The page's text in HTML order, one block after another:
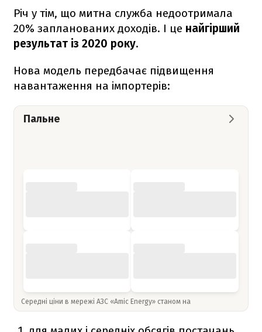
Річ у тім, що митна служба недоотримала
20% запланованих доходів. І це найгірший
результат із 2020 року.
Нова модель передбачає підвищення
навантаження на імпортерів:
Пальне
Середні ціни в мережі АЗС «Amic Energy» станом на